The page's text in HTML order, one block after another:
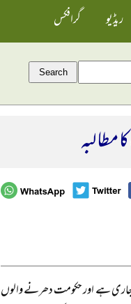
ریڈیو گرافکس
مطالبہ
جاری ہے اور حکومت دھرنے والوں